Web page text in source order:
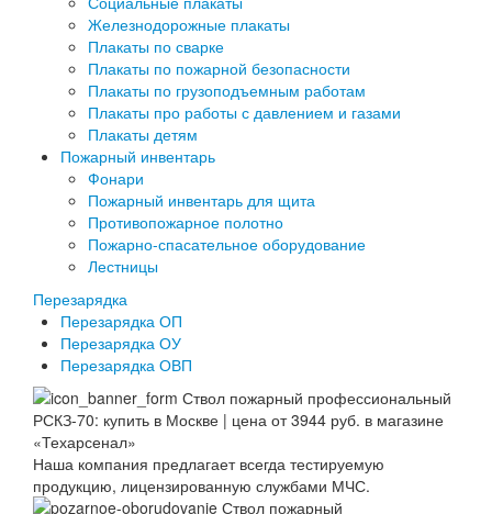
Железнодорожные плакаты
Плакаты по сварке
Плакаты по пожарной безопасности
Плакаты по грузоподъемным работам
Плакаты про работы с давлением и газами
Плакаты детям
Пожарный инвентарь
Фонари
Пожарный инвентарь для щита
Противопожарное полотно
Пожарно-спасательное оборудование
Лестницы
Перезарядка
Перезарядка ОП
Перезарядка ОУ
Перезарядка ОВП
Наша компания предлагает всегда тестируемую
продукцию, лицензированную службами МЧС.